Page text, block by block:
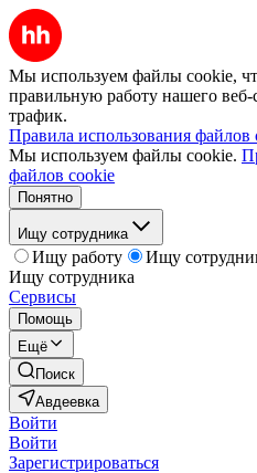
Мы используем файлы cookie,
правильную работу нашего веб-
трафик.
Правила использования файлов
Мы используем файлы cookie.
файлов cookie
Понятно
Ищу сотрудника
Ищу работу
Ищу
Ищу сотрудника
Сервисы
Помощь
Ещё
Поиск
Авдеевка
Войти
Войти
Зарегистрироваться